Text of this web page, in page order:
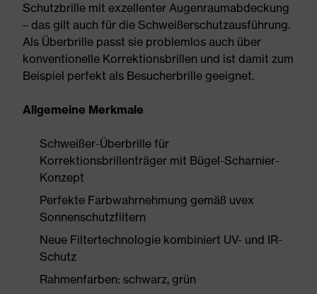
Schutzbrille mit exzellenter Augenraumabdeckung
– das gilt auch für die Schweißerschutzausführung.
Als Überbrille passt sie problemlos auch über
konventionelle Korrektionsbrillen und ist damit zum
Beispiel perfekt als Besucherbrille geeignet.
Allgemeine Merkmale
Schweißer-Überbrille für
Korrektionsbrillenträger mit Bügel-Scharnier-
Konzept
Perfekte Farbwahrnehmung gemäß uvex
Sonnenschutzfiltern
Neue Filtertechnologie kombiniert UV- und IR-
Schutz
Rahmenfarben: schwarz, grün